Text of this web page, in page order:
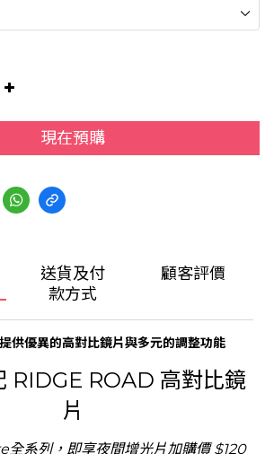
現在預購
送貨及付
款方式
顧客評價
供優異的高對比鏡片與多元的調整功能
RIDGE ROAD 高對比鏡
片
系列，即享夜間增光片加購價 $120